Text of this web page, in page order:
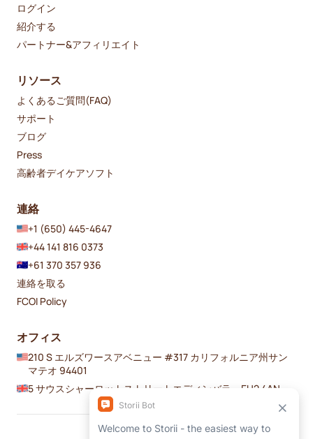
ログイン
紹介する
パートナー&アフィリエイト
リソース
よくあるご質問(FAQ)
サポート
ブログ
Press
高齢者デイケアソフト
連絡
+1 (650) 445-4647
+44 141 816 0373
+61 370 357 936
連絡を取る
FCOI Policy
オフィス
210 S エルズワースアベニュー #317 カリフォルニア州サン
マテオ 94401
5 サウスシャーロットストリートエディンバラ、EH2 4AN